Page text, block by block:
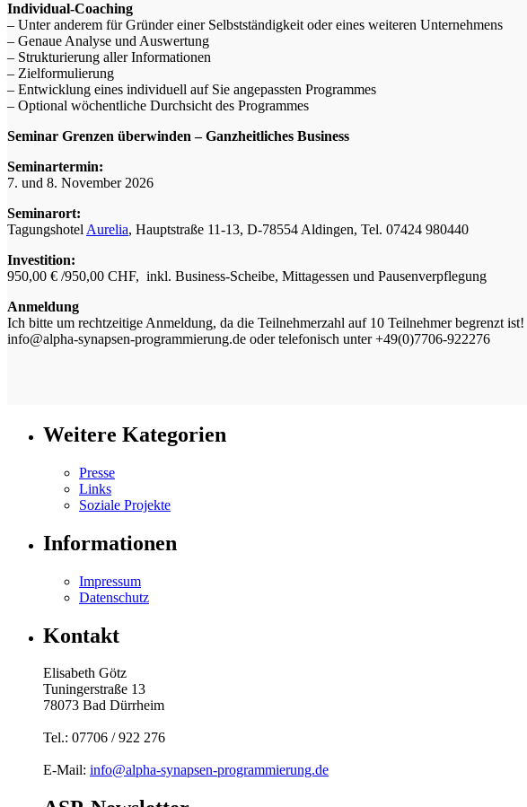
Individual-Coaching
– Unter anderem für Gründer einer Selbstständigkeit oder eines weiteren Unternehmens
– Genaue Analyse und Auswertung
– Strukturierung aller Informationen
– Zielformulierung
– Entwicklung eines individuell auf Sie angepassten Programmes
– Optional wöchentliche Durchsicht des Programmes
Seminar Grenzen überwinden – Ganzheitliches Business
Seminartermin:
7. und 8. November 2026
Seminarort:
Tagungshotel Aurelia, Hauptstraße 11-13, D-78554 Aldingen, Tel. 07424 980440
Investition:
950,00 € /950,00 CHF, inkl. Business-Scheibe, Mittagessen und Pausenverpflegung
Anmeldung
Ich bitte um rechtzeitige Anmeldung, da die Teilnehmerzahl auf 10 Teilnehmer begrenzt ist!
info@alpha-synapsen-programmierung.de oder telefonisch unter +49(0)7706-922276
Weitere Kategorien
Presse
Links
Soziale Projekte
Informationen
Impressum
Datenschutz
Kontakt
Elisabeth Götz
Tuningerstraße 13
78073 Bad Dürrheim
Tel.: 07706 / 922 276
E-Mail: info@alpha-synapsen-programmierung.de